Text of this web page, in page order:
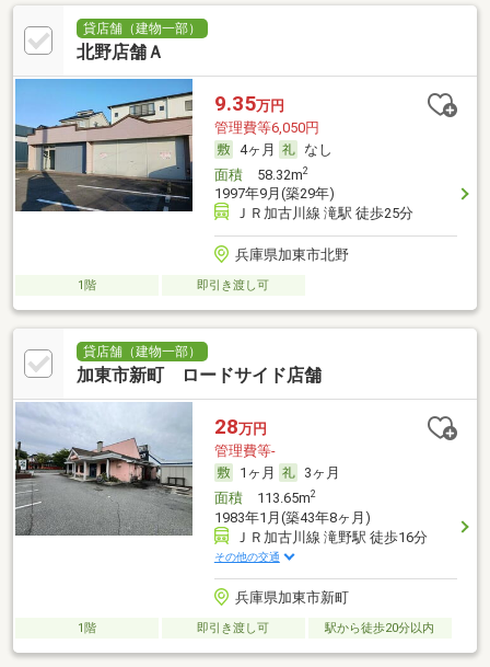
貸店舗（建物一部）
北野店舗Ａ
9.35万円
管理費等6,050円
4ヶ月
なし
面積58.32m2
1997年9月(築29年)
ＪＲ加古川線 滝駅 徒歩25分
兵庫県加東市北野
1階 即引き渡し可
貸店舗（建物一部）
加東市新町 ロードサイド店舗
28万円
管理費等-
1ヶ月
3ヶ月
面積113.65m2
1983年1月(築43年8ヶ月)
ＪＲ加古川線 滝野駅 徒歩16分
その他の交通
兵庫県加東市新町
1階 即引き渡し可 駅から徒歩20分以内